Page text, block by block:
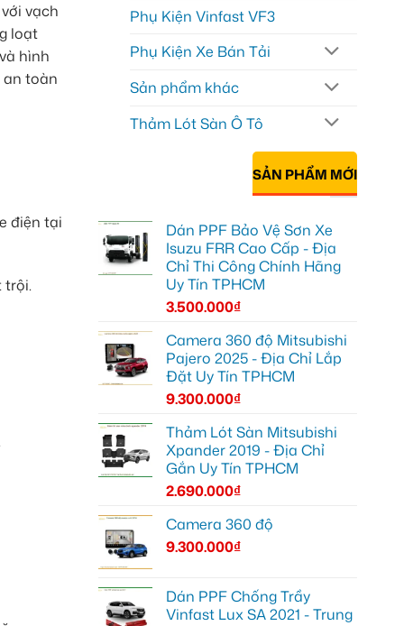
vạch
loạt
hình
an toàn
điện tại
trội.
Phụ Kiện Vinfast VF3
Phụ Kiện Xe Bán Tải
Sản phẩm khác
Thảm Lót Sàn Ô Tô
SẢN PHẨM MỚI
Dán PPF Bảo Vệ Sơn Xe
Isuzu FRR Cao Cấp - Địa
Chỉ Thi Công Chính Hãng
Uy Tín TPHCM
3.500.000₫
Camera 360 độ Mitsubishi
Pajero 2025 - Địa Chỉ Lắp
Đặt Uy Tín TPHCM
9.300.000₫
Thảm Lót Sàn Mitsubishi
Xpander 2019 - Địa Chỉ
Gắn Uy Tín TPHCM
2.690.000₫
Camera 360 độ
9.300.000₫
Dán PPF Chống Trầy
Vinfast Lux SA 2021 - Trung